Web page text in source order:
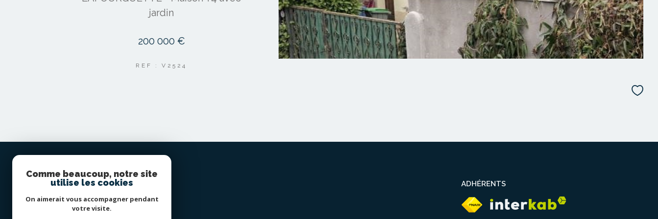
jardin
200 000 €
REF : V2524
JCB IMMO
+33 5 61 62 70 30
ADHÉRENTS
Comme beaucoup, notre site
utilise les cookies
On aimerait vous accompagner pendant
votre visite.